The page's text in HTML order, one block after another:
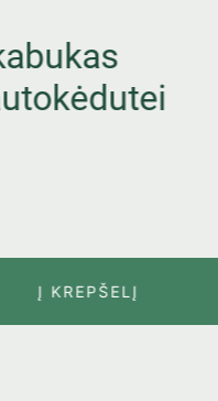
Į KREPŠELĮ